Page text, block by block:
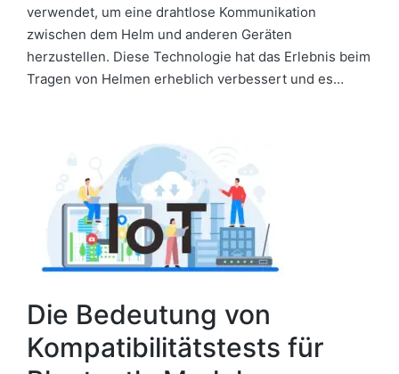
verwendet, um eine drahtlose Kommunikation
zwischen dem Helm und anderen Geräten
herzustellen. Diese Technologie hat das Erlebnis beim
Tragen von Helmen erheblich verbessert und es…
Die Bedeutung von
Kompatibilitätstests für